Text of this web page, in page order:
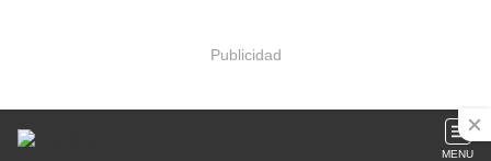
Publicidad
MENU